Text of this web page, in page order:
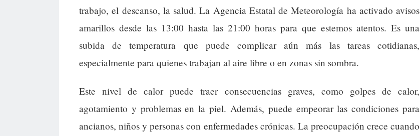
trabajo, el descanso, la salud. La Agencia Estatal de Meteorología ha activado avisos
amarillos desde las 13:00 hasta las 21:00 horas para que estemos atentos. Es una
subida de temperatura que puede complicar aún más las tareas cotidianas,
especialmente para quienes trabajan al aire libre o en zonas sin sombra.
Este nivel de calor puede traer consecuencias graves, como golpes de calor,
agotamiento y problemas en la piel. Además, puede empeorar las condiciones para
ancianos, niños y personas con enfermedades crónicas. La preocupación crece cuando